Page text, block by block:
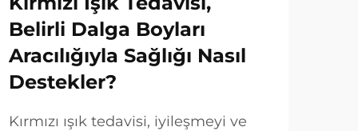
Belirli Dalga Boyları
Aracılığıyla Sağlığı Nasıl
Destekler?
Kırmızı ışık tedavisi, iyileşmeyi ve